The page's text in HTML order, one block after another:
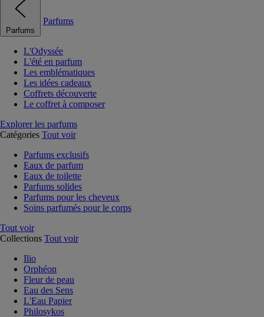
Parfums
Parfums
L'Odyssée
L'été en parfum
Les emblématiques
Les idées cadeaux
Coffrets découverte
Le coffret à composer
Explorer les parfums
Catégories Tout voir
Parfums exclusifs
Eaux de parfum
Eaux de toilette
Parfums solides
Parfums pour les cheveux
Soins parfumés pour le corps
Tout voir
Collections Tout voir
Ilio
Orphéon
Fleur de peau
Eau des Sens
L'Eau Papier
Philosykos